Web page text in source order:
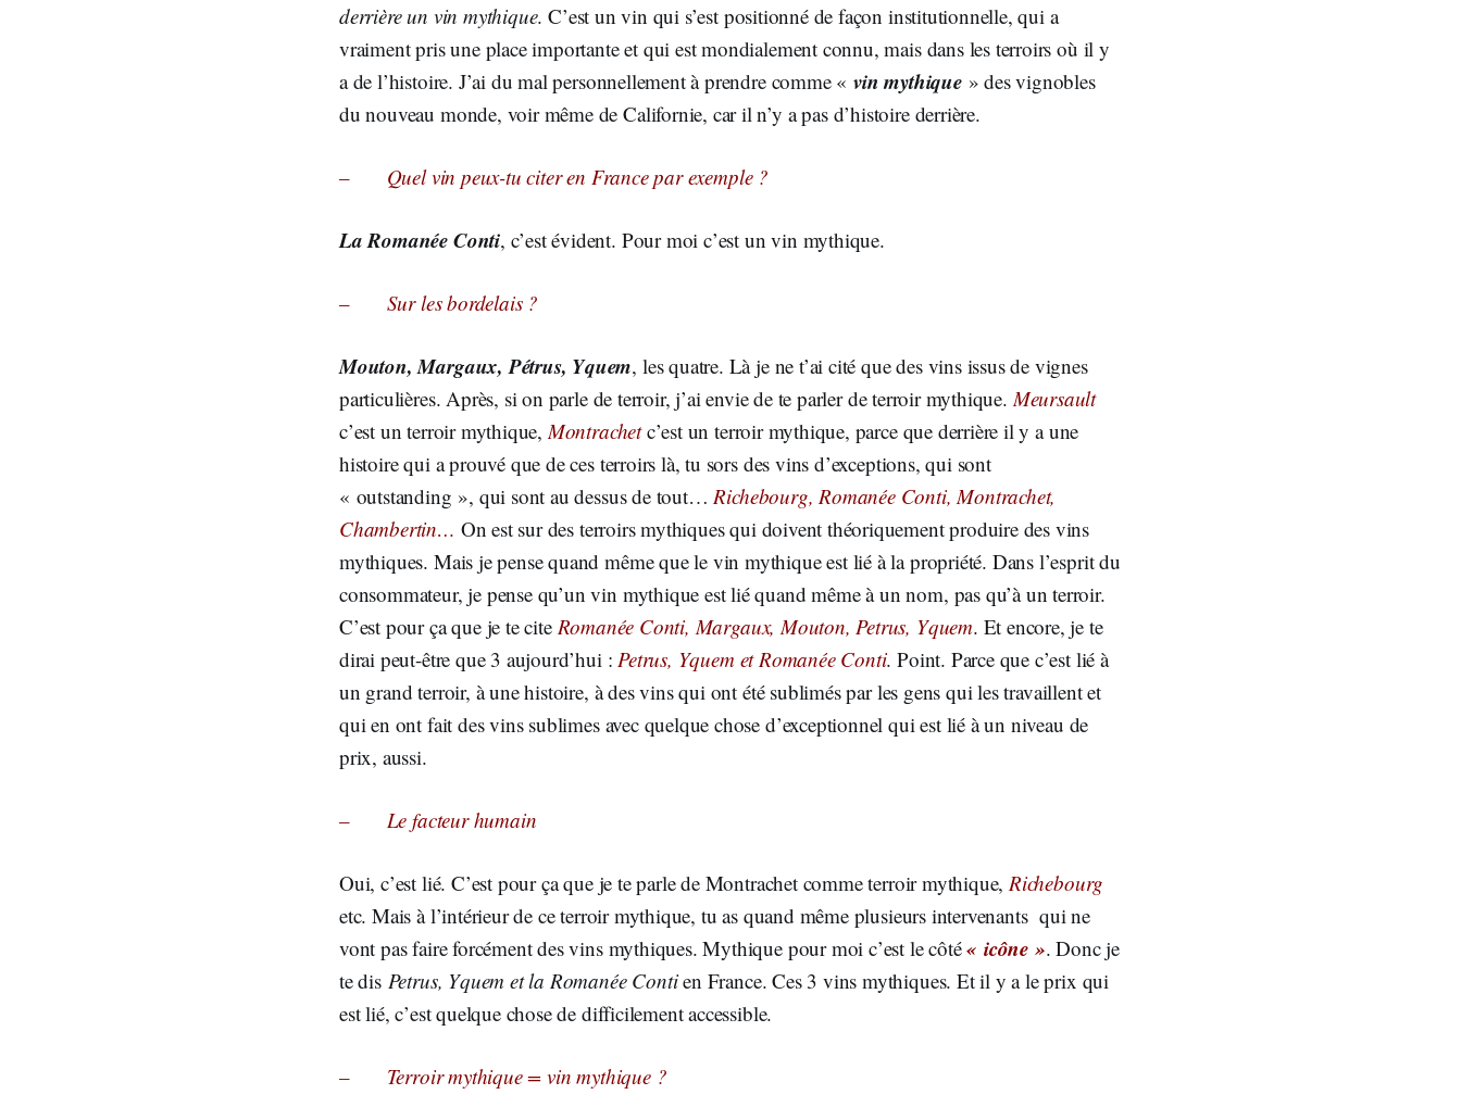
derrière un vin mythique. C’est un vin qui s’est positionné de façon institutionnelle, qui a
vraiment pris une place importante et qui est mondialement connu, mais dans les terroirs où il y
a de l’histoire. J’ai du mal personnellement à prendre comme « vin mythique» des vignobles
du nouveau monde, voir même de Californie, car il n’y a pas d’histoire derrière.
– Quel vin peux-tu citer en France par exemple ?
La Romanée Conti, c’est évident. Pour moi c’est un vin mythique.
– Sur les bordelais ?
Mouton, Margaux, Pétrus, Yquem, les quatre. Là je ne t’ai cité que des vins issus de vignes
particulières. Après, si on parle de terroir, j’ai envie de te parler de terroir mythique.Meursault
c’est un terroir mythique,Montrachetc’est un terroir mythique, parce que derrière il y a une
histoire qui a prouvé que de ces terroirs là, tu sors des vins d’exceptions, qui sont
« outstanding », qui sont au dessus de tout…Richebourg, Romanée Conti, Montrachet,
Chambertin… On est sur des terroirs mythiques qui doivent théoriquement produire des vins
mythiques. Mais je pense quand même que le vin mythique est lié à la propriété. Dans l’esprit du
consommateur, je pense qu’un vin mythique est lié quand même à un nom, pas qu’à un terroir.
C’est pour ça que je te cite Romanée Conti, Margaux, Mouton, Petrus, Yquem. Et encore, je te
dirai peut-être que 3 aujourd’hui : Petrus, Yquem et Romanée Conti. Point. Parce que c’est lié à
un grand terroir, à une histoire, à des vins qui ont été sublimés par les gens qui les travaillent et
qui en ont fait des vins sublimes avec quelque chose d’exceptionnel qui est lié à un niveau de
prix, aussi.
– Le facteur humain
Oui, c’est lié. C’est pour ça que je te parle de Montrachet comme terroir mythique,Richebourg
etc. Mais à l’intérieur de ce terroir mythique, tu as quand même plusieurs intervenants qui ne
vont pas faire forcément des vins mythiques. Mythique pour moi c’est le côté« icône ». Donc je
te dis Petrus, Yquem et la Romanée Contien France. Ces 3 vins mythiques. Et il y a le prix qui
est lié, c’est quelque chose de difficilement accessible.
– Terroir mythique = vin mythique ?